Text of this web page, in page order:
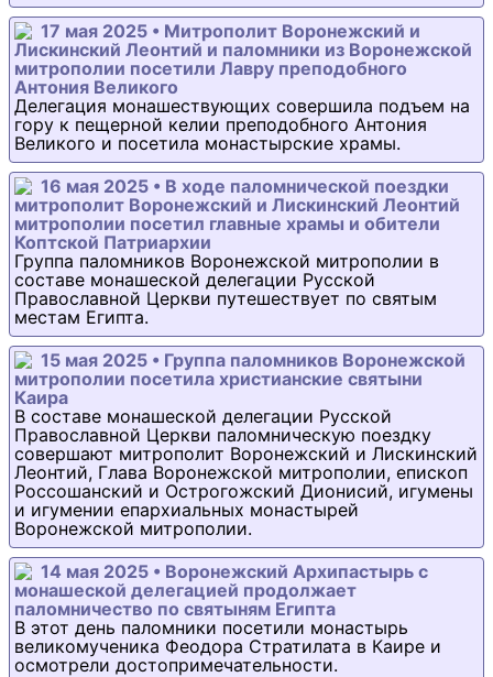
17 мая 2025 • Митрополит Воронежский и
Лискинский Леонтий и паломники из Воронежской
митрополии посетили Лавру преподобного
Антония Великого
Делегация монашествующих совершила подъем на
гору к пещерной келии преподобного Антония
Великого и посетила монастырские храмы.
16 мая 2025 • В ходе паломнической поездки
митрополит Воронежский и Лискинский Леонтий
митрополии посетил главные храмы и обители
Коптской Патриархии
Группа паломников Воронежской митрополии в
составе монашеской делегации Русской
Православной Церкви путешествует по святым
местам Египта.
15 мая 2025 • Группа паломников Воронежской
митрополии посетила христианские святыни
Каира
В составе монашеской делегации Русской
Православной Церкви паломническую поездку
совершают митрополит Воронежский и Лискинский
Леонтий, Глава Воронежской митрополии, епископ
Россошанский и Острогожский Дионисий, игумены
и игумении епархиальных монастырей
Воронежской митрополии.
14 мая 2025 • Воронежский Архипастырь с
монашеской делегацией продолжает
паломничество по святыням Египта
В этот день паломники посетили монастырь
великомученика Феодора Стратилата в Каире и
осмотрели достопримечательности.